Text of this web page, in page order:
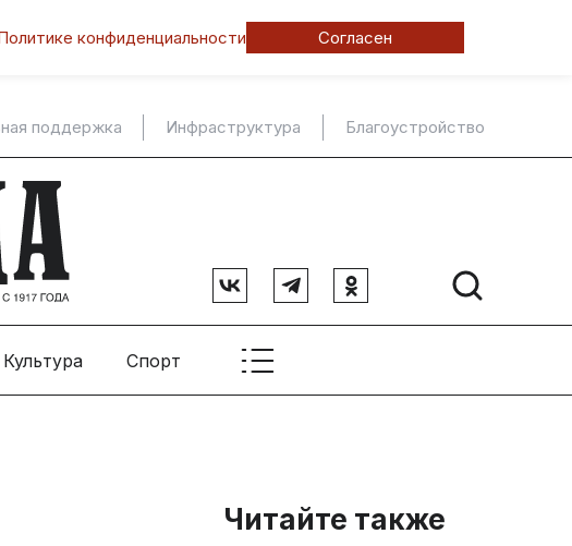
конфиденциальности Согласен
поддержка Инфраструктура Благоустройство
Культура Спорт
Читайте также